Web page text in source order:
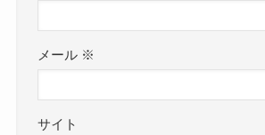
メール ※
サイト